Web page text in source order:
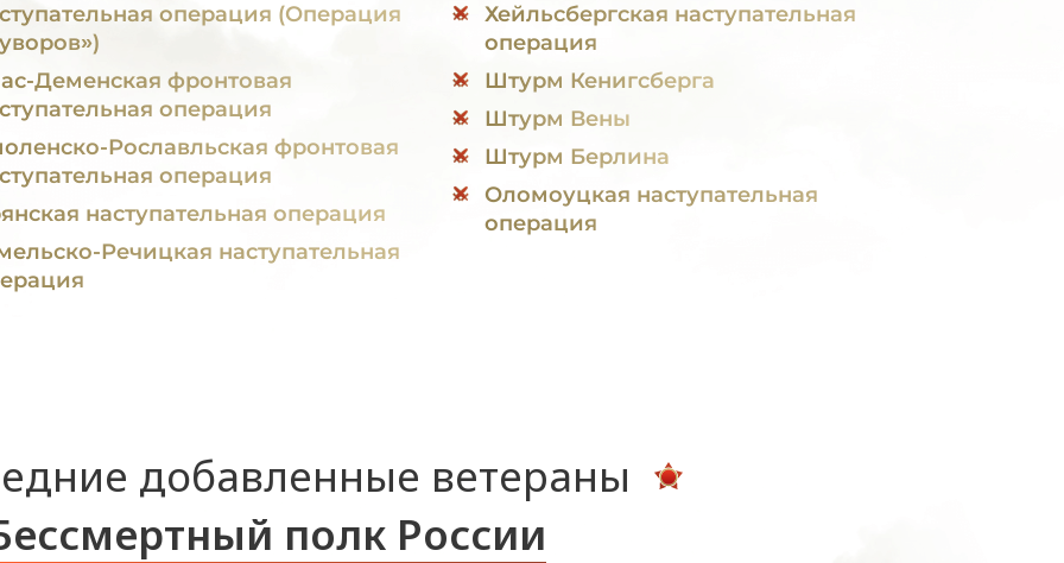
операция (Операция
Деменская фронтовая
операция
Рославльская фронтовая
операция
наступательная операция
Речицкая наступательная
Хейльсбергская наступательная
операция
Штурм Кенигсберга
Штурм Вены
Штурм Берлина
Оломоуцкая наступательная
операция
добавленные ветераны
полк России